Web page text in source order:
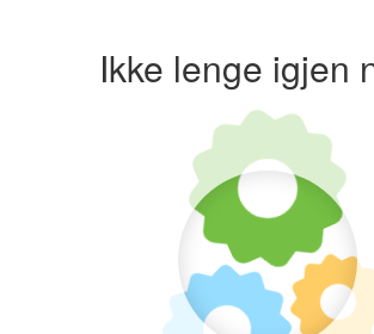
Ikke lenge igjen